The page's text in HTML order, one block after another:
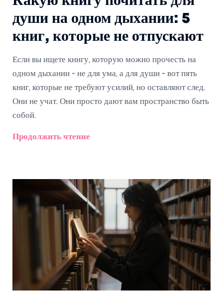
души на одном дыхании: 5
книг, которые не отпускают
Если вы ищете книгу, которую можно прочесть на
одном дыхании - не для ума, а для души - вот пять
книг, которые не требуют усилий, но оставляют след.
Они не учат. Они просто дают вам пространство быть
собой.
Продолжить чтение